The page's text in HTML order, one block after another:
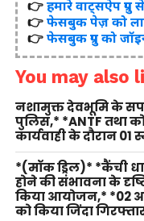
👉हमारे वाट्सऐप ग्रुप
👉फेसबुक पेज़ को
👉फेसबुक ग्रुप को
You may also
नशामुक्त देवभूमि के
पुलिस,* *ANTF तथा
कार्यवाही के दौरान
*(मॉक ड्रिल)* *कैंची
होने की संभावना के
किया आयोजन,* *02
को किया जिंदा